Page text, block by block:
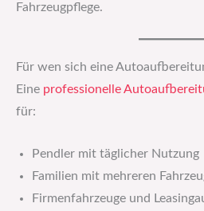
Fahrzeugpflege.
Für wen sich eine
Eine professionelle
für:
Pendler mit täglicher Nutzung
Familien mit mehreren
Firmenfahrzeuge und